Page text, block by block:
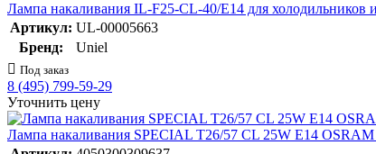
Лампа накаливания IL-F25-CL-40/E14 для
Артикул: UL-00005663
Бренд:
Uniel
Под заказ
8 (495) 799-59-29
Уточнить цену
Лампа накаливания SPECIAL T26/57 CL 25W E14 OSRAM